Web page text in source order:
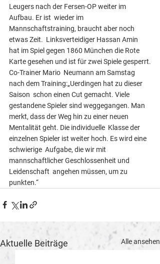
Leugers nach der Fersen-OP weiter im
Aufbau. Er ist  wieder im
Mannschaftstraining, braucht aber noch
etwas Zeit.  Linksverteidiger Hassan Amin
hat im Spiel gegen 1860 München die Rote
Karte gesehen und ist für zwei Spiele gesperrt.
Co-Trainer Mario  Neumann am Samstag
nach dem Training:„Uerdingen hat zu dieser
Saison  schon einen Cut gemacht. Viele
gestandene Spieler sind weggegangen. Man
merkt, dass der Weg hin zu einer neuen
Mentalität geht. Die individuelle  Klasse der
einzelnen Spieler ist weiter hoch. Es wird eine
schwierige  Aufgabe, die wir mit
mannschaftlicher Geschlossenheit und
Leidenschaft  angehen müssen, um zu
punkten.“
Aktuelle Beiträge Alle ansehen